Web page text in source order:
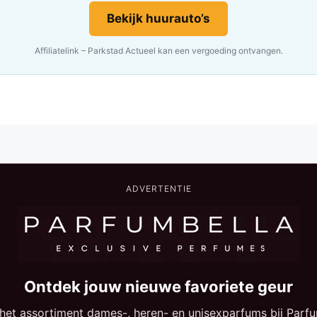
Bekijk huurauto’s
Affiliatelink – Parkstad Actueel kan een vergoeding ontvangen.
ADVERTENTIE
Ontdek jouw nieuwe favoriete geur
assortiment dames-, heren- en unisexparfums bij